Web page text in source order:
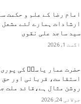
امام رضا کے علم و حکمت
ارشادات ہمارے لئے مشعل
سید ساجد علی نقوی
اگست 1, 2026
حضرت عمار یاسرؑ کی پوری
استقامت، قربانی اور
روشن مثال ہے،قائد ملت
جولائی 24, 2026